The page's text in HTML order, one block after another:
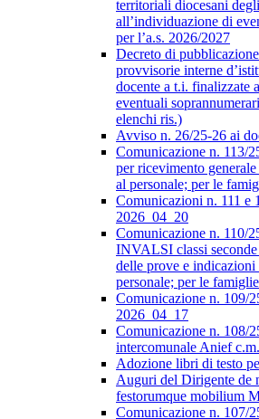
territoriali diocesani
all’individuazione di
per l’a.s. 2026/2027
Decreto di
provvisorie interne
docente a t.i. finalizzate
eventuali
elenchi ris.)
Avviso n. 26/25-26 ai
Comunicazione n. 113/
per ricevimento
al personale; per le
Comunicazioni n. 111 e
2026_04_20
Comunicazione n. 110/
INVALSI classi
delle prove e indicazioni
personale; per le
Comunicazione n. 109/
2026_04_17
Comunicazione n. 108/
intercomunale Anief c.m.
Adozione libri di testo
Auguri del Dirigente de
festorumque mobilium
Comunicazione n. 107/